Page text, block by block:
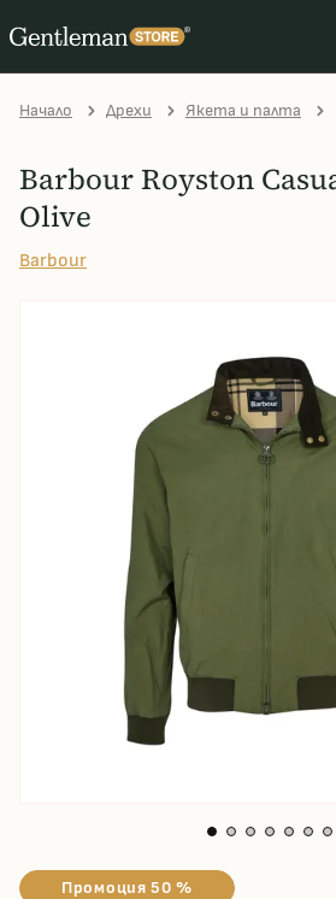
Начало Дрехи Якета и палта
Barbour Royston
Olive
Barbour
Промоция 50 %